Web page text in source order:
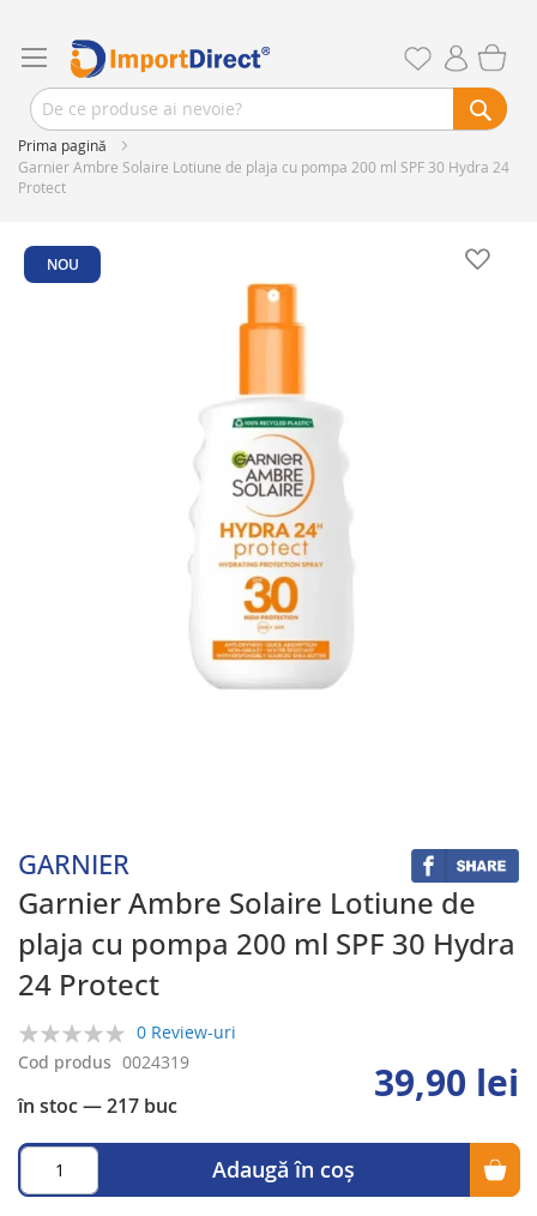
Prima pagină
Garnier Ambre Solaire Lotiune de plaja cu pompa 200 ml SPF 30 Hydra 24
Protect
GARNIER
Garnier Ambre Solaire Lotiune de
plaja cu pompa 200 ml SPF 30 Hydra
24 Protect
0%
0 Review-uri
în stoc— 217 buc
Cod produs 0024319 39,90 lei
Adaugă în coș
the
images
gallery
NOU